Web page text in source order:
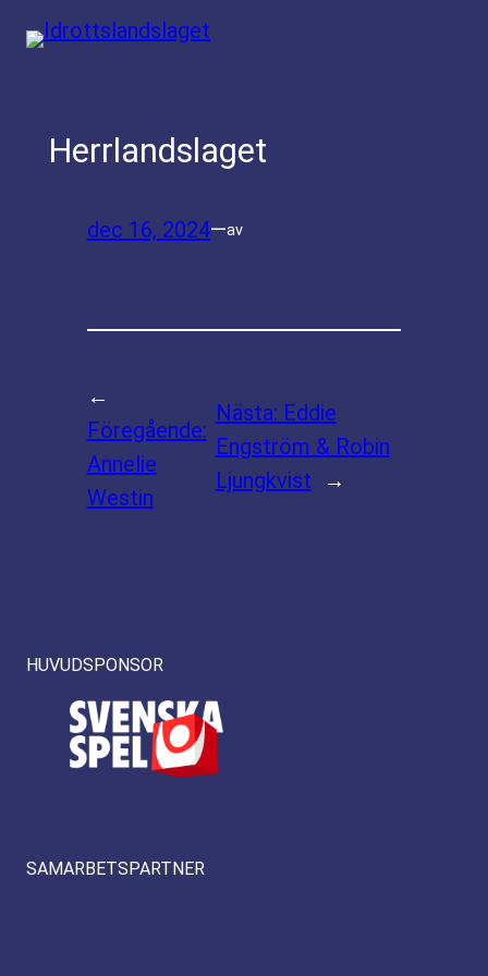
Hoppa
Herrlandslaget
dec 16, 2024—av
←
Föregående:
Annelie
Westin
Nästa: Eddie
Engström & Robin
Ljungkvist
→
HUVUDSPONSOR
SAMARBETSPARTNER